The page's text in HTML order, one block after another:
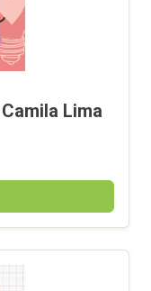
Lima